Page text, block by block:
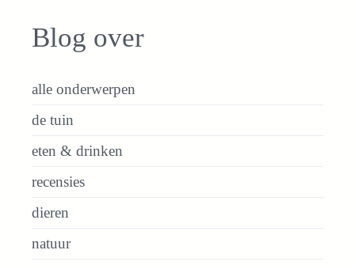
Blog over
alle onderwerpen
de tuin
eten & drinken
recensies
dieren
natuur